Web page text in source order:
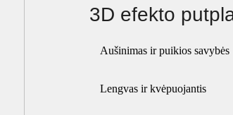
3D efekto
Aušinimas ir puikios savybės
Lengvas ir kvėpuojantis